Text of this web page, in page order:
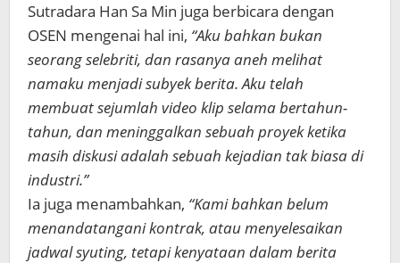
Sutradara Han Sa Min juga berbicara dengan
OSEN mengenai hal ini, “Aku bahkan bukan
seorang selebriti, dan rasanya aneh melihat
namaku menjadi subyek berita. Aku telah
membuat sejumlah video klip selama bertahun-
tahun, dan meninggalkan sebuah proyek ketika
masih diskusi adalah sebuah kejadian tak biasa di
industri.”
Ia juga menambahkan, “Kami bahkan belum
menandatangani kontrak, atau menyelesaikan
jadwal syuting, tetapi kenyataan dalam berita